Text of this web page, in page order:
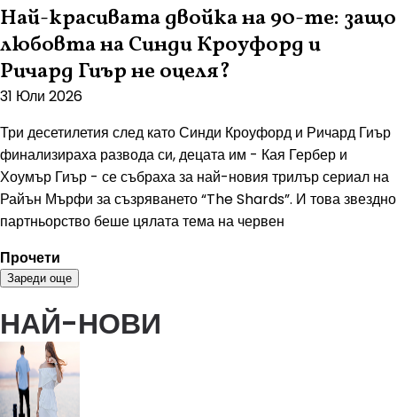
Най-красивата двойка на 90-те: защо
любовта на Синди Кроуфорд и
Ричард Гиър не оцеля?
31 Юли 2026
Три десетилетия след като Синди Кроуфорд и Ричард Гиър
финализираха развода си, децата им - Кая Гербер и
Хоумър Гиър - се събраха за най-новия трилър сериал на
Райън Мърфи за съзряването “The Shards”. И това звездно
партньорство беше цялата тема на червен
Прочети
Зареди още
НАЙ-НОВИ